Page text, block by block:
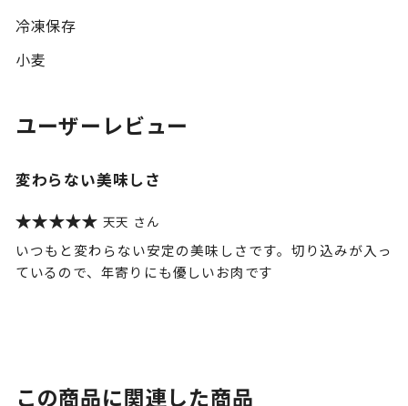
冷凍保存
小麦
ユーザーレビュー
変わらない美味しさ
天天
いつもと変わらない安定の美味しさです。切り込みが入っ
ているので、年寄りにも優しいお肉です
この商品に関連した商品